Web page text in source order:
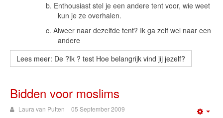
b. Enthousiast stel je een andere tent voor, wie weet
kun je ze overhalen.
c. Alweer naar dezelfde tent? Ik ga zelf wel naar een
andere
Lees meer: De ?Ik ? test Hoe belangrijk vind jij jezelf?
Bidden voor moslims
Laura van Putten 05 September 2009